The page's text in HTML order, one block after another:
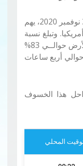
خسوف شبه ظل جزئي للقمر يوم 30 نوفمبر 2020، يهم
.وتبلغ نسبة
حوالــي 83
%
أربع ساعات
هذا الخسوف
المحلي